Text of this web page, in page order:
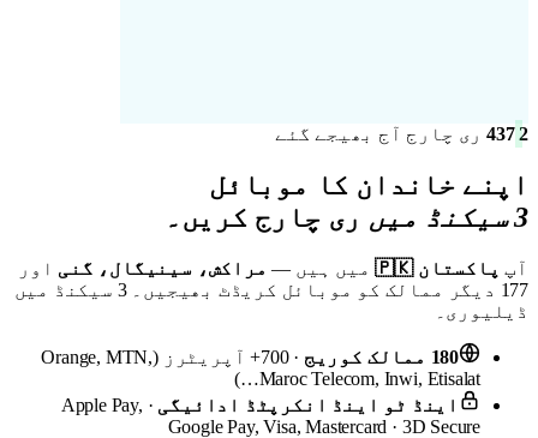
2 437 ری چارج آج بھیجے گئے
اپنے خاندان کا موبائل
3 سیکنڈ میں
ری چارج کریں۔
آپ پاکستان 🇵🇰 میں ہیں — مراکش، سینیگال، گنی اور
177 دیگر ممالک کو موبائل کریڈٹ بھیجیں۔ 3 سیکنڈ میں
ڈیلیوری۔
180 ممالک کوریج
· 700+ آپریٹرز (Orange, MTN,
Maroc Telecom, Inwi, Etisalat…)
اینڈ ٹو اینڈ انکرپٹڈ ادائیگی
· Apple Pay,
Google Pay, Visa, Mastercard · 3D Secure